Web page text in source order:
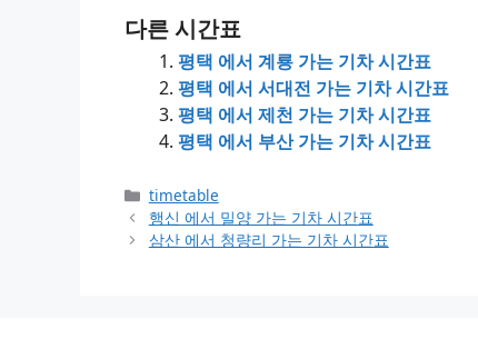
다른 시간표
평택 에서 계룡 가는 기차 시간표
평택 에서 서대전 가는 기차 시간표
평택 에서 제천 가는 기차 시간표
평택 에서 부산 가는 기차 시간표
Categories
timetable
행신 에서 밀양 가는 기차 시간표
삼산 에서 청량리 가는 기차 시간표